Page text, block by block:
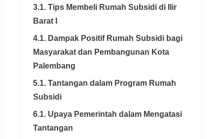
3.1. Tips Membeli Rumah Subsidi di Ilir
Barat I
4.1. Dampak Positif Rumah Subsidi bagi
Masyarakat dan Pembangunan Kota
Palembang
5.1. Tantangan dalam Program Rumah
Subsidi
6.1. Upaya Pemerintah dalam Mengatasi
Tantangan